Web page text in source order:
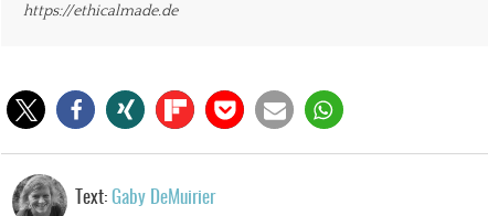
https://ethicalmade.de
Text: Gaby DeMuirier